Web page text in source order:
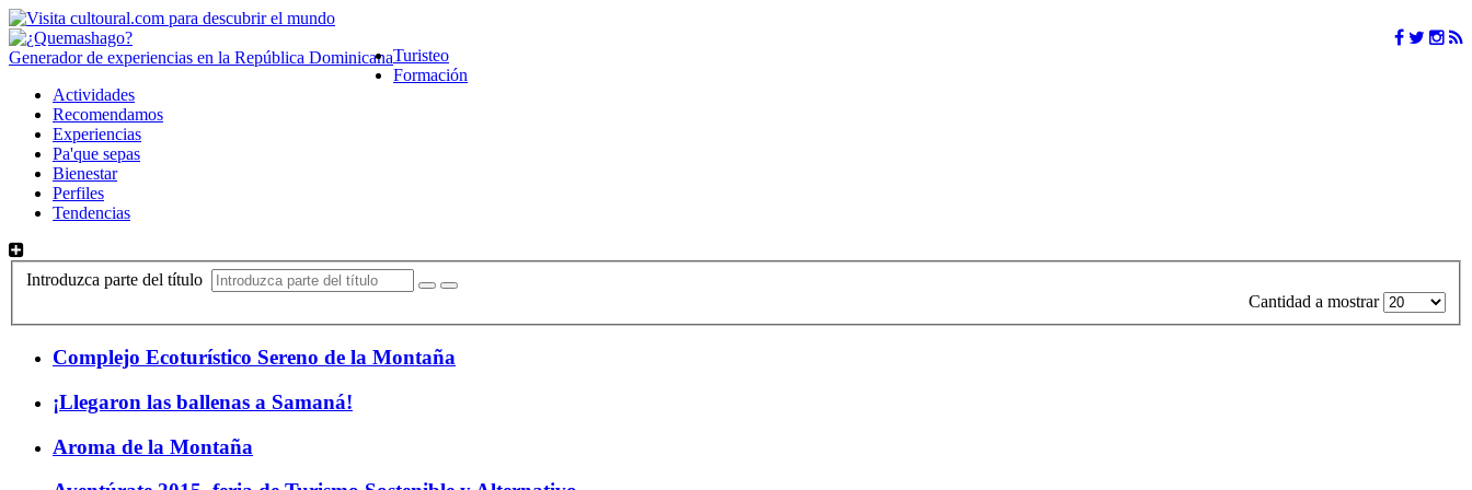
Generador de experiencias en la República DominicanaTuristeo
Formación
Actividades
Recomendamos
Experiencias
Pa'que sepas
Bienestar
Perfiles
Tendencias
Introduzca parte del título
Cantidad a mostrar
Complejo Ecoturístico Sereno de la Montaña
¡Llegaron las ballenas a Samaná!
Aroma de la Montaña